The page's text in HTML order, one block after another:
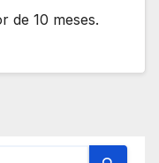
de 10 meses.